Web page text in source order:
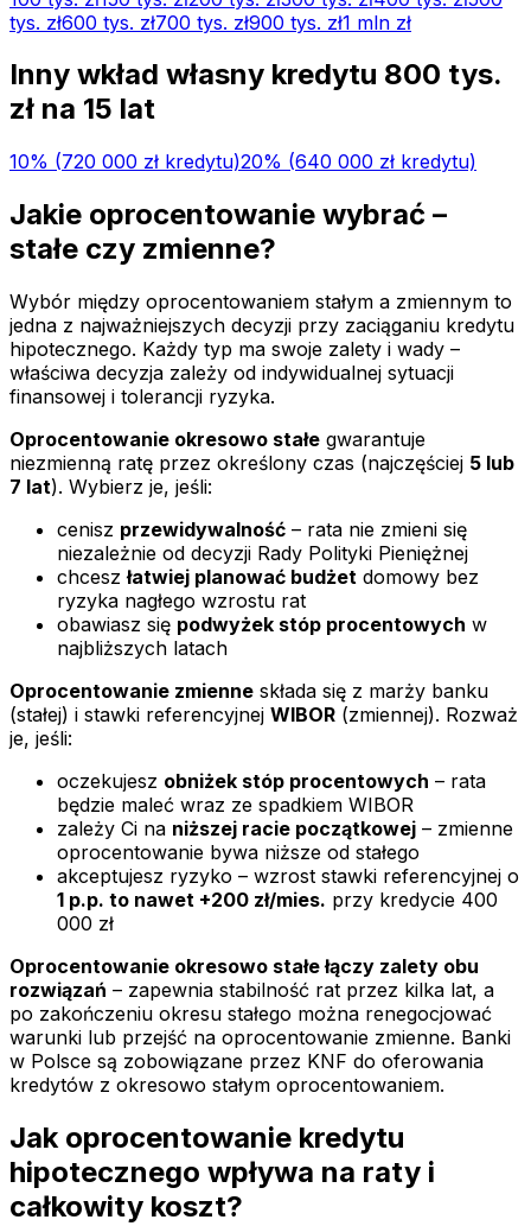
tys. zł600 tys. zł700 tys. zł900 tys. zł1 mln zł
Inny wkład własny kredytu 800 tys.
zł na 15 lat
10% (720 000 zł kredytu)20% (640 000 zł kredytu)
Jakie oprocentowanie wybrać –
stałe czy zmienne?
Wybór między oprocentowaniem stałym a zmiennym to
jedna z najważniejszych decyzji przy zaciąganiu kredytu
hipotecznego. Każdy typ ma swoje zalety i wady –
właściwa decyzja zależy od indywidualnej sytuacji
finansowej i tolerancji ryzyka.
Oprocentowanie okresowo stałe gwarantuje
niezmienną ratę przez określony czas (najczęściej 5 lub
7 lat). Wybierz je, jeśli:
cenisz przewidywalność – rata nie zmieni się
niezależnie od decyzji Rady Polityki Pieniężnej
chceszłatwiej planować budżet domowy bez
ryzyka nagłego wzrostu rat
obawiasz się podwyżek stóp procentowych w
najbliższych latach
Oprocentowanie zmienne składa się z marży banku
(stałej) i stawki referencyjnej WIBOR (zmiennej). Rozważ
je, jeśli:
oczekujesz obniżek stóp procentowych – rata
będzie maleć wraz ze spadkiem WIBOR
zależy Ci na niższej racie początkowej – zmienne
oprocentowanie bywa niższe od stałego
akceptujesz ryzyko – wzrost stawki referencyjnej o
1 p.p. to nawet +200 zł/mies. przy kredycie 400
000 zł
Oprocentowanie okresowo stałe łączy zalety obu
rozwiązań – zapewnia stabilność rat przez kilka lat, a
po zakończeniu okresu stałego można renegocjować
warunki lub przejść na oprocentowanie zmienne. Banki
w Polsce są zobowiązane przez KNF do oferowania
kredytów z okresowo stałym oprocentowaniem.
Jak oprocentowanie kredytu
hipotecznego wpływa na raty i
całkowity koszt?